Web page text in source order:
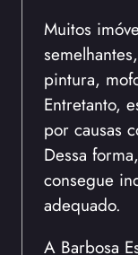
Muitos
pintura,
Entretanto,
por causas
Dessa
consegue
adequado.
A Barbosa